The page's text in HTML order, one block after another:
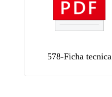
578-Ficha tecnica